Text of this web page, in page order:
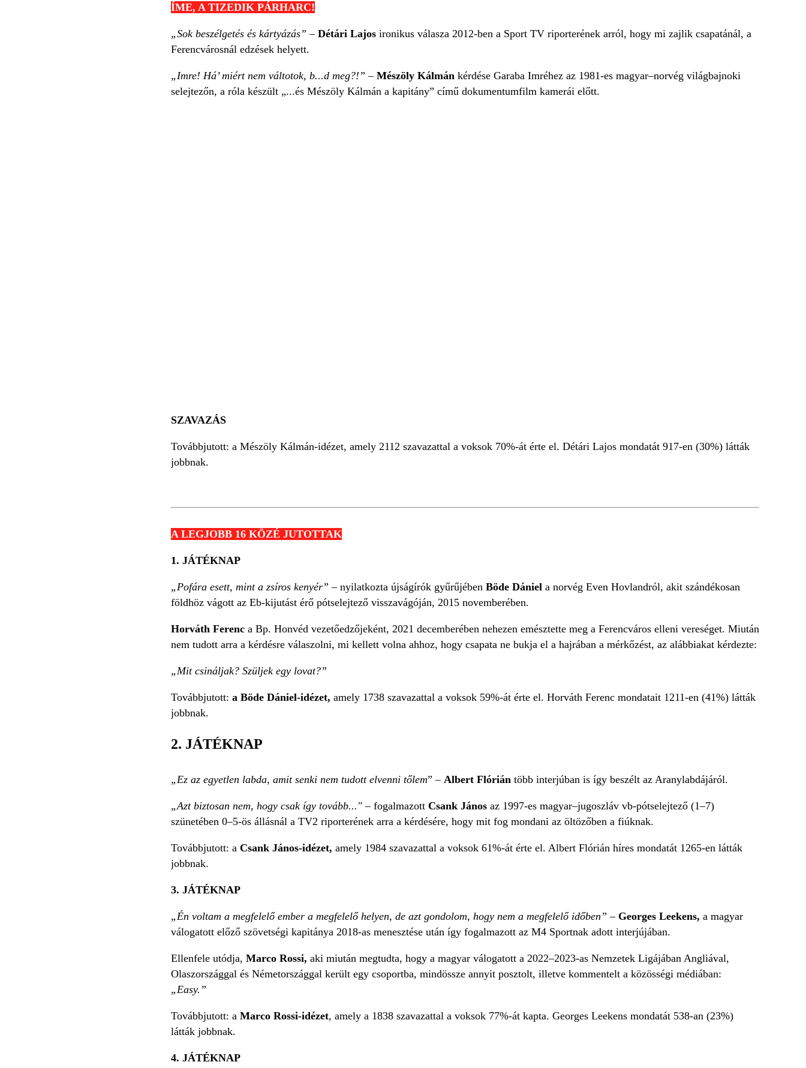
ÍME, A TIZEDIK PÁRHARC!
„Sok beszélgetés és kártyázás” – Détári Lajos ironikus válasza 2012-ben a Sport TV riporterének arról, hogy mi zajlik csapatánál, a
Ferencvárosnál edzések helyett.
„Imre! Há’ miért nem váltotok, b...d meg?!” – Mészöly Kálmán kérdése Garaba Imréhez az 1981-es magyar–norvég világbajnoki
selejtezőn, a róla készült „...és Mészöly Kálmán a kapitány” című dokumentumfilm kamerái előtt.
SZAVAZÁS
Továbbjutott: a Mészöly Kálmán-idézet, amely 2112 szavazattal a voksok 70%-át érte el. Détári Lajos mondatát 917-en (30%) látták
jobbnak.
A LEGJOBB 16 KÖZÉ JUTOTTAK
1. JÁTÉKNAP
„Pofára esett, mint a zsíros kenyér”– nyilatkozta újságírók gyűrűjében Böde Dániel a norvég Even Hovlandról, akit szándékosan
földhöz vágott az Eb-kijutást érő pótselejtező visszavágóján, 2015 novemberében.
Horváth Ferenca Bp. Honvéd vezetőedzőjeként, 2021 decemberében nehezen emésztette meg a Ferencváros elleni vereséget. Miután
nem tudott arra a kérdésre válaszolni, mi kellett volna ahhoz, hogy csapata ne bukja el a hajrában a mérkőzést, az alábbiakat kérdezte:
„Mit csináljak? Szüljek egy lovat?”
Továbbjutott: a Böde Dániel-idézet, amely 1738 szavazattal a voksok 59%-át érte el. Horváth Ferenc mondatait 1211-en (41%) látták
jobbnak.
2. JÁTÉKNAP
„Ez az egyetlen labda, amit senki nem tudott elvenni tőlem” – Albert Flórián több interjúban is így beszélt az Aranylabdájáról.
„Azt biztosan nem, hogy csak így tovább..."– fogalmazott Csank János az 1997-es magyar–jugoszláv vb-pótselejtező (1–7)
szünetében 0–5-ös állásnál a TV2 riporterének arra a kérdésére, hogy mit fog mondani az öltözőben a fiúknak.
Továbbjutott: a Csank János-idézet, amely 1984 szavazattal a voksok 61%-át érte el. Albert Flórián híres mondatát 1265-en látták
jobbnak.
3. JÁTÉKNAP
„Én voltam a megfelelő ember a megfelelő helyen, de azt gondolom, hogy nem a megfelelő időben” – Georges Leekens, a magyar
válogatott előző szövetségi kapitánya 2018-as menesztése után így fogalmazott az M4 Sportnak adott interjújában.
Ellenfele utódja, Marco Rossi, aki miután megtudta, hogy a magyar válogatott a 2022–2023-as Nemzetek Ligájában Angliával,
Olaszországgal és Németországgal került egy csoportba, mindössze annyit posztolt, illetve kommentelt a közösségi médiában:
„Easy.”
Továbbjutott: a Marco Rossi-idézet, amely a 1838 szavazattal a voksok 77%-át kapta. Georges Leekens mondatát 538-an (23%)
látták jobbnak.
4. JÁTÉKNAP